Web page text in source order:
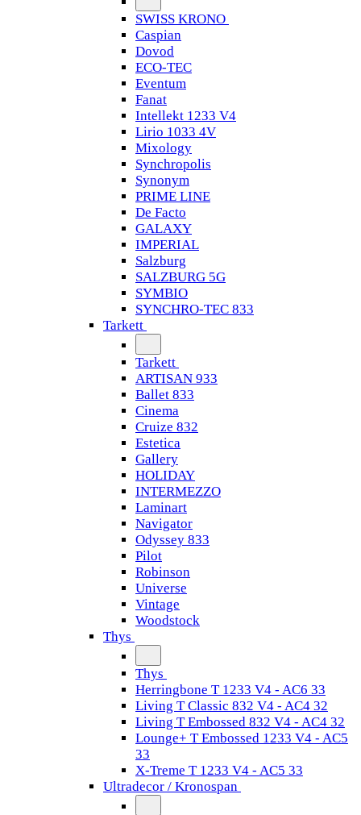
SWISS KRONO
Caspian
Dovod
ECO-TEC
Eventum
Fanat
Intellekt 1233 V4
Lirio 1033 4V
Mixology
Synchropolis
Synonym
PRIME LINE
De Facto
GALAXY
IMPERIAL
Salzburg
SALZBURG 5G
SYMBIO
SYNCHRO-TEC 833
Tarkett
Tarkett
ARTISAN 933
Ballet 833
Cinema
Cruize 832
Estetica
Gallery
HOLIDAY
INTERMEZZO
Laminart
Navigator
Odyssey 833
Pilot
Robinson
Universe
Vintage
Woodstock
Thys
Thys
Herringbone T 1233 V4 - AC6 33
Living T Classic 832 V4 - AC4 32
Living T Embossed 832 V4 - AC4 32
Lounge+ T Embossed 1233 V4 - AC5
33
X-Treme T 1233 V4 - AC5 33
Ultradecor / Kronospan